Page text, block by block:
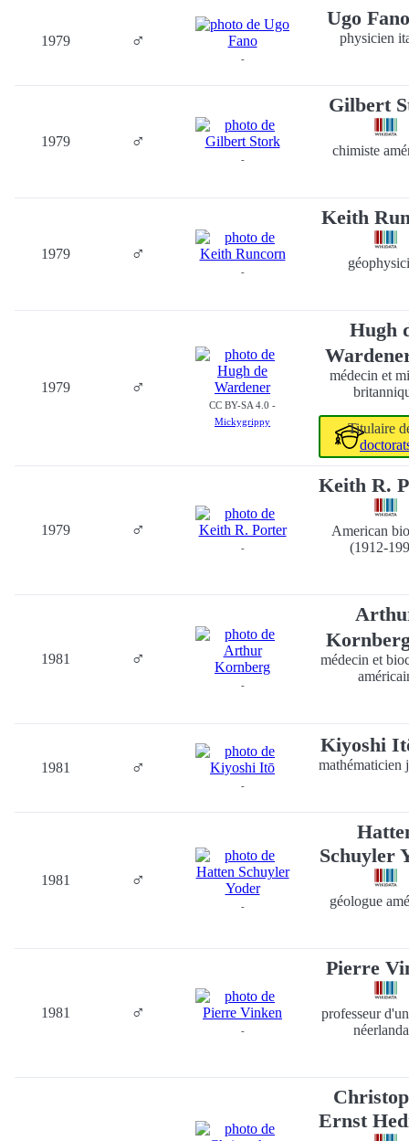
1979 ♂
-
Ugo
physicien
1979 ♂
-
Gilbert
chimiste
1979 ♂
-
Keith
1979 ♂
CC BY-SA 4.0 -
Mickygrippy
Hugh
médecin et
Titulaire
1979 ♂
-
Keith R.
American
(1912-
1981 ♂
-
médecin et
1981 ♂
-
Kiyoshi
mathématicien
1981 ♂
-
Schuyler
géologue
1981 ♂
-
Pierre
professeur
Ernst